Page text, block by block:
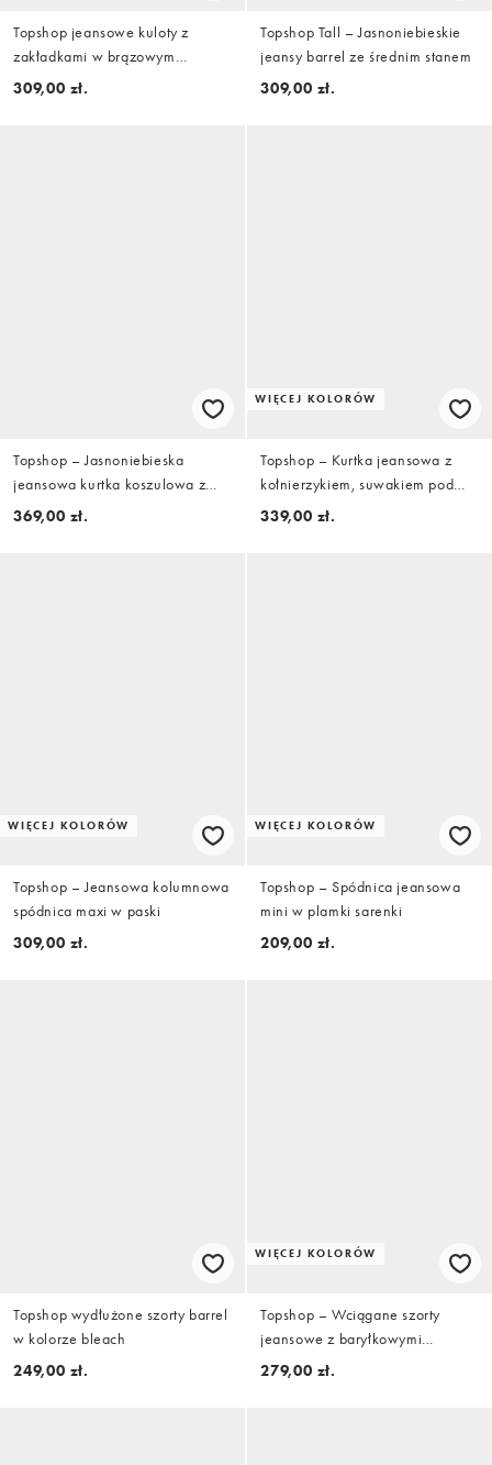
Topshop jeansowe kuloty z
zakładkami w brązowym
odcieniu
309,00 zł.
Topshop Tall – Jasnoniebieskie
jeansy barrel ze średnim stanem
309,00 zł.
Topshop – Jasnoniebieska
jeansowa kurtka koszulowa z
wysokim kołnierzem
369,00 zł.
WIĘCEJ KOLORÓW
Topshop – Kurtka jeansowa z
kołnierzykiem, suwakiem pod
szyją i obszernymi rękawami
339,00 zł.
WIĘCEJ KOLORÓW
Topshop – Jeansowa kolumnowa
spódnica maxi w paski
309,00 zł.
WIĘCEJ KOLORÓW
Topshop – Spódnica jeansowa
mini w plamki sarenki
209,00 zł.
Topshop wydłużone szorty barrel
w kolorze bleach
249,00 zł.
WIĘCEJ KOLORÓW
Topshop – Wciągane szorty
jeansowe z baryłkowymi
nogawkami w kolorze kości
279,00 zł.